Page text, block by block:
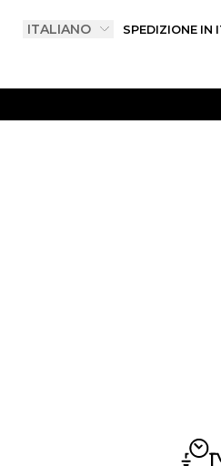
SPEDIZIONE IN